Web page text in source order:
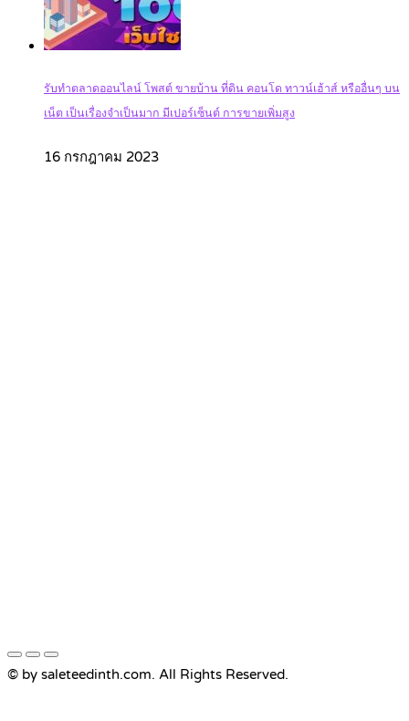
รับทำตลาดออนไลน์ โพสต์ ขายบ้าน ที่ดิน คอนโด ทาวน์เฮ้าส์ หรืออื่นๆ บน
เน็ต เป็นเรื่องจำเป็นมาก มีเปอร์เซ็นต์ การขายเพิ่มสูง
16 กรกฎาคม 2023
© by saleteedinth.com. All Rights Reserved.